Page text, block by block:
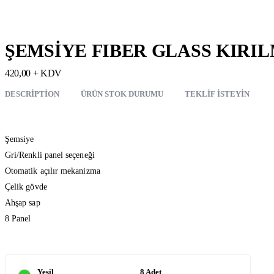
ŞEMSİYE FIBER GLASS
420,00 + KDV
DESCRIPTION ÜRÜN STOK DURUMU TEKLIF İSTEYIN
Şemsiye
Gri/Renkli panel seçeneği
Otomatik açılır mekanizma
Çelik gövde
Ahşap sap
8 Panel
Yeşil 8 Adet